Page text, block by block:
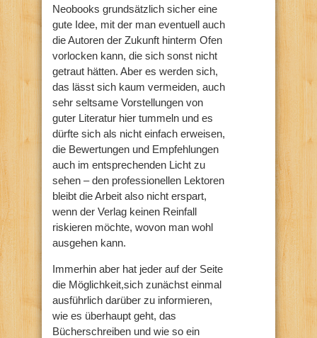
Neobooks grundsätzlich sicher eine
gute Idee, mit der man eventuell auch
die Autoren der Zukunft hinterm Ofen
vorlocken kann, die sich sonst nicht
getraut hätten. Aber es werden sich,
das lässt sich kaum vermeiden, auch
sehr seltsame Vorstellungen von
guter Literatur hier tummeln und es
dürfte sich als nicht einfach erweisen,
die Bewertungen und Empfehlungen
auch im entsprechenden Licht zu
sehen – den professionellen Lektoren
bleibt die Arbeit also nicht erspart,
wenn der Verlag keinen Reinfall
riskieren möchte, wovon man wohl
ausgehen kann.
Immerhin aber hat jeder auf der Seite
die Möglichkeit,sich zunächst einmal
ausführlich darüber zu informieren,
wie es überhaupt geht, das
Bücherschreiben und wie so ein